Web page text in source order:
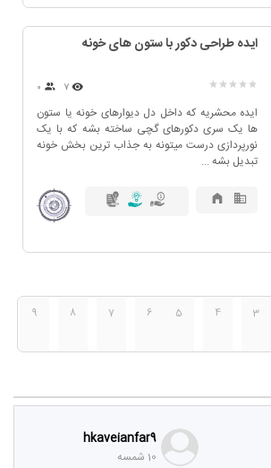
ایده طراحی دکور با ستون های خونه
7
ایده محشریه که داخل دل دیوارهای خونه یا ستون
ها یک سری دکورهای گچی ساخته بشه که با یک
نورپردازی درست میتونه به جذاب ترین بخش خونه
تبدیل بشه ...
3
4
5
6
7
8
9
hkaveianfar9
10 شمسه